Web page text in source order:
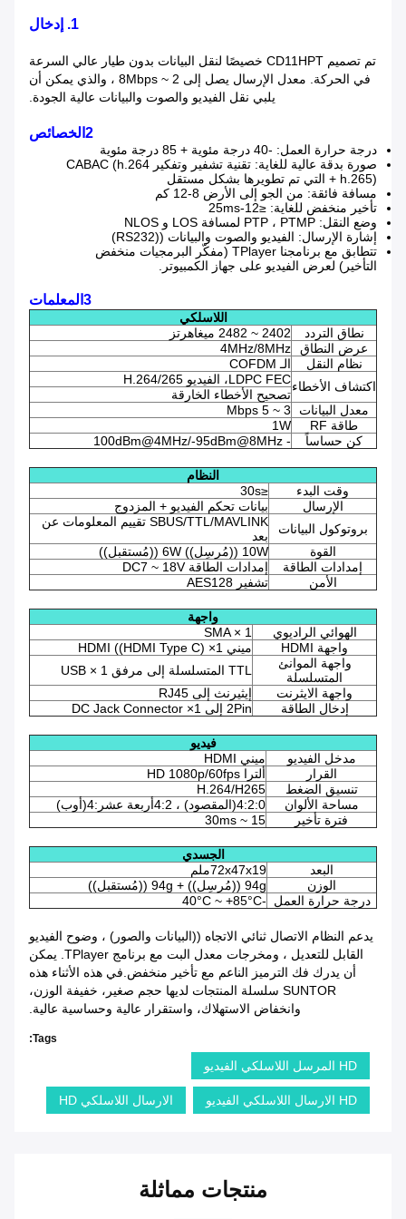
1. إدخال
تم تصميم CD11HPT خصيصًا لنقل البيانات بدون طيار عالي السرعة
في الحركة. معدل الإرسال يصل إلى 2 ~ 8Mbps ، والذي يمكن أن
يلبي نقل الفيديو والصوت والبيانات عالية الجودة.
2الخصائص
درجة حرارة العمل: -40 درجة مئوية + 85 درجة مئوية
صورة بدقة عالية للغاية: تقنية تشفير وتفكير CABAC (h.264
+ h.265) التي تم تطويرها بشكل مستقل
مسافة فائقة: من الجو إلى الأرض 8-12 كم
تأخير منخفض للغاية: ≤12-25ms
وضع النقل: PTP ، PTMP لمسافة LOS و NLOS
إشارة الإرسال: الفيديو والصوت والبيانات ((RS232)
تتطابق مع برنامجنا TPlayer (مفكّر البرمجيات منخفض
التأخير) لعرض الفيديو على جهاز الكمبيوتر.
3المعلمات
اللاسلكي
نطاق التردد
2402 ~ 2482 ميغاهرتز
عرض النطاق
4MHz/8MHz
نظام النقل
الـ COFDM
اكتشاف الأخطاءLDPC FEC، الفيديو H.264/265
تصحيح الأخطاء الخارقة
معدل البيانات
3 ~ 5 Mbps
طاقة RF
1W
كن حساساً
- 100dBm@4MHz/-95dBm@8MHz
النظام
وقت البدء
≤30s
الإرسال
بيانات تحكم الفيديو + المزدوج
بروتوكول البيانات
SBUS/TTL/MAVLINK تقييم المعلومات عن
بعد
القوة
10W ((مُرسِل)) 6W ((مُستقبل))
إمدادات الطاقة
إمدادات الطاقة DC7 ~ 18V
الأمن
تشفير AES128
واجهة
الهوائي الراديوي
SMA × 1
واجهة HDMI
ميني HDMI ((HDMI Type C) ×1
واجهة الموانئ
المتسلسلة
TTL المتسلسلة إلى مرفق USB × 1
واجهة الايثرنت
إيثيرنث إلى RJ45
إدخال الطاقة
2Pin إلى DC Jack Connector ×1
فيديو
مدخل الفيديو
ميني HDMI
القرار
ألترا HD 1080p/60fps
تنسيق الضغط
H.264/H265
مساحة الألوان
4:2:0(المقصود) ، 4:2أربعة عشر:4(أوب)
فترة تأخير
15 ~ 30ms
الجسدي
البعد
72x47x19ملم
الوزن
94g ((مُرسِل)) + 94g ((مُستقبل))
درجة حرارة العمل
-40°C ~ +85°C
يدعم النظام الاتصال ثنائي الاتجاه ((البيانات والصور) ، وضوح الفيديو
القابل للتعديل ، ومخرجات معدل البت مع برنامج TPlayer. يمكن
أن يدرك فك الترميز الناعم مع تأخير منخفض.في هذه الأثناء هذه
SUNTOR سلسلة المنتجات لديها حجم صغير، خفيفة الوزن،
وانخفاض الاستهلاك، واستقرار عالية وحساسية عالية.
Tags:
HD المرسل اللاسلكي الفيديو
HD الارسال اللاسلكي الفيديو الارسال اللاسلكي HD
منتجات مماثلة